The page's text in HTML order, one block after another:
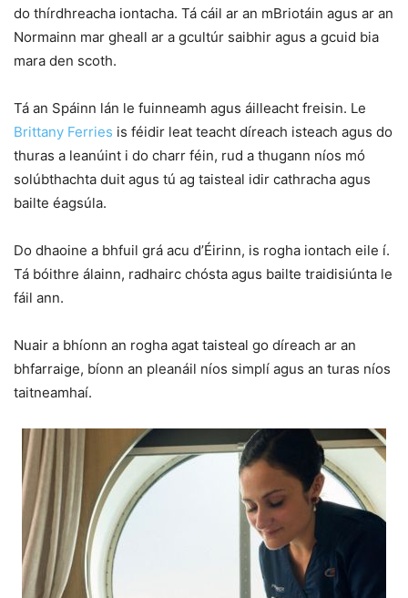
do thírdhreacha iontacha. Tá cáil ar an mBriotáin agus ar an
Normainn mar gheall ar a gcultúr saibhir agus a gcuid bia
mara den scoth.
Tá an Spáinn lán le fuinneamh agus áilleacht freisin. Le
Brittany Ferries is féidir leat teacht díreach isteach agus do
thuras a leanúint i do charr féin, rud a thugann níos mó
solúbthachta duit agus tú ag taisteal idir cathracha agus
bailte éagsúla.
Do dhaoine a bhfuil grá acu d’Éirinn, is rogha iontach eile í.
Tá bóithre álainn, radhairc chósta agus bailte traidisiúnta le
fáil ann.
Nuair a bhíonn an rogha agat taisteal go díreach ar an
bhfarraige, bíonn an pleanáil níos simplí agus an turas níos
taitneamhaí.